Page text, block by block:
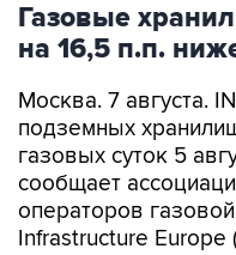
Газовые
на 16,5 п.п.
Москва. 7 августа.
подземных
газовых суток 5
сообщает
операторов
Infrastructure Europe